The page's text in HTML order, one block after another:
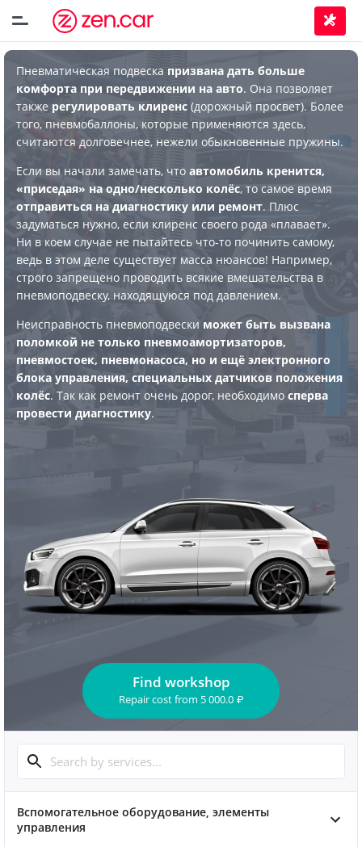
Пневматическая подвеска призвана дать больше
комфорта при передвижении на авто. Она позволяет
также регулировать клиренс (дорожный просвет). Более
того, пневмобаллоны, которые применяются здесь,
считаются долговечнее, нежели обыкновенные пружины.
Если вы начали замечать, что автомобиль кренится,
«приседая» на одно/несколько колёс, то самое время
отправиться на диагностику или ремонт. Плюс
задуматься нужно, если клиренс своего рода «плавает».
Ни в коем случае не пытайтесь что-то починить самому,
ведь в этом деле существует масса нюансов! Например,
строго запрещено проводить всякие вмешательства в
пневмоподвеску, находящуюся под давлением.
Неисправность пневмоподвески может быть вызвана
поломкой не только пневмоамортизаторов,
пневмостоек, пневмонасоса, но и ещё электронного
блока управления, специальных датчиков положения
колёс. Так как ремонт очень дорог, необходимо сперва
провести диагностику.
Find workshop
Repair costfrom 5 000.0 ₽
Вспомогательное оборудование, элементы
управления